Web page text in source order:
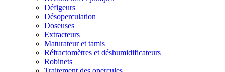
Défigeurs
Désoperculation
Doseuses
Extracteurs
Maturateur et tamis
Réfractomètres et déshumidificateurs
Robinets